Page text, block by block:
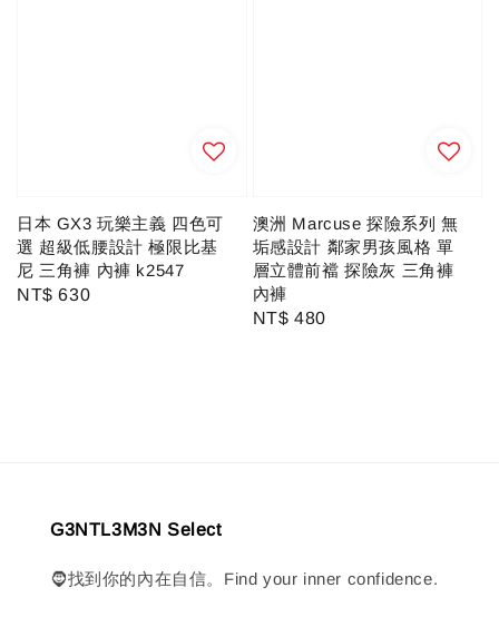
日本 GX3 玩樂主義 四色可
選 超級低腰設計 極限比基
尼 三角褲 內褲 k2547
Regular
NT$ 630
澳洲 Marcuse 探險系列 無
垢感設計 鄰家男孩風格 單
層立體前襠 探險灰 三角褲
內褲
Regular
NT$ 480
G3NTL3M3N Select
🧔找到你的內在自信。Find your inner confidence.